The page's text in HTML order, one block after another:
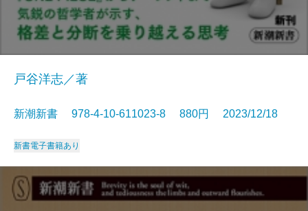
戸谷洋志／著
新潮新書 978-4-10-611023-8 880円 2023/12/18
新書電子書籍あり